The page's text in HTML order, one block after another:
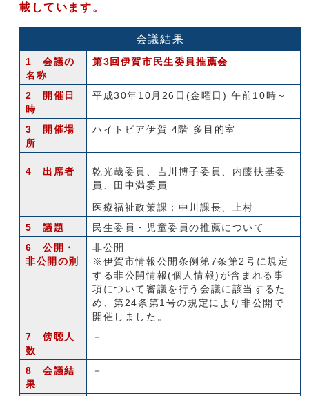
載しています。
会議結果
1 会議の
名称
第3回伊賀市民生委員推薦会
2 開催日
時
平成30年10月26日(金曜日) 午前10時～
3 開催場
所
ハイトピア伊賀 4階 多目的室
4 出席者
乾光哉委員、吉川博子委員、内藤扶基委
員、田中満委員
医療福祉政策課：中川課長、上村
5 議題
民生委員・児童委員の推薦について
6 公開・
非公開の別
非公開
※伊賀市情報公開条例第7条第2号に規定
する非公開情報(個人情報)が含まれる事
項について審議を行う会議に該当するた
め、第24条第1号の規定により非公開で
開催しました。
7 傍聴人
数
－
8 会議結
果
－